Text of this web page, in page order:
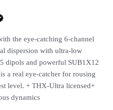
the eye-catching 6-channel
dispersion with ultra-low
dipols and powerful SUB1X12
a real eye-catcher for rousing
level. + THX-Ultra licensed+
dynamics